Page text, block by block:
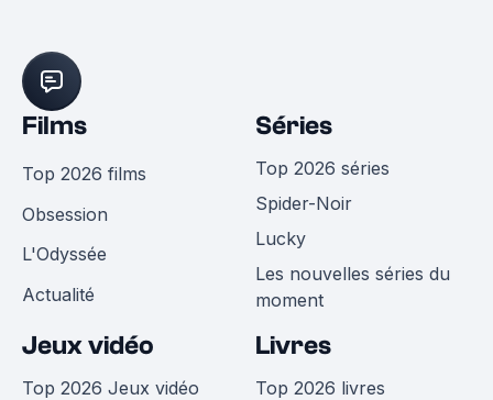
Films
Top 2026 films
Obsession
L'Odyssée
Actualité
Séries
Top 2026 séries
Spider-Noir
Lucky
Les nouvelles séries du
moment
Jeux vidéo
Top 2026 Jeux vidéo
Livres
Top 2026 livres